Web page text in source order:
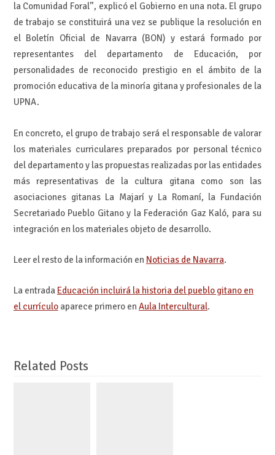
la Comunidad Foral”, explicó el Gobierno en una nota. El grupo
de trabajo se constituirá una vez se publique la resolución en
el Boletín Oficial de Navarra (BON) y estará formado por
representantes del departamento de Educación, por
personalidades de reconocido prestigio en el ámbito de la
promoción educativa de la minoría gitana y profesionales de la
UPNA.
En concreto, el grupo de trabajo será el responsable de valorar
los materiales curriculares preparados por personal técnico
del departamento y las propuestas realizadas por las entidades
más representativas de la cultura gitana como son las
asociaciones gitanas La Majarí y La Romaní, la Fundación
Secretariado Pueblo Gitano y la Federación Gaz Kaló, para su
integración en los materiales objeto de desarrollo.
Leer el resto de la información en Noticias de Navarra.
La entrada Educación incluirá la historia del pueblo gitano en
el currículoaparece primero en Aula Intercultural.
Related Posts